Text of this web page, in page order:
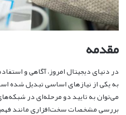
مقدمه
در دنیای دیجیتال امروز، آگاهی و
به یکی از نیازهای اساسی تبدیل شده
می‌توان به تایید دو مرحله‌ای در
بررسی مشخصات سخت‌افزاری مانند